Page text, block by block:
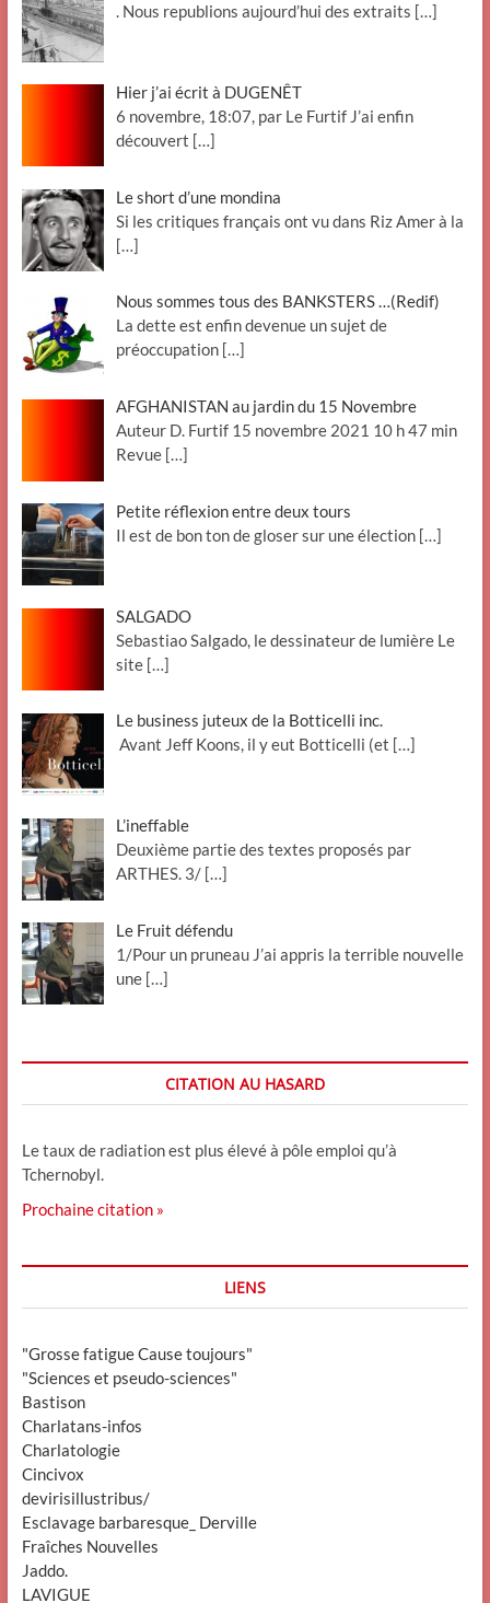
. Nous republions aujourd’hui des extraits […]
Hier j’ai écrit à DUGENÊT
6 novembre, 18:07, par Le Furtif J’ai enfin
découvert […]
Le short d’une mondina
Si les critiques français ont vu dans Riz Amer à la
[…]
Nous sommes tous des BANKSTERS …(Redif)
La dette est enfin devenue un sujet de
préoccupation […]
AFGHANISTAN au jardin du 15 Novembre
Auteur D. Furtif 15 novembre 2021 10 h 47 min
Revue […]
Petite réflexion entre deux tours
Il est de bon ton de gloser sur une élection […]
SALGADO
Sebastiao Salgado, le dessinateur de lumière Le
site […]
Le business juteux de la Botticelli inc.
Avant Jeff Koons, il y eut Botticelli (et […]
L’ineffable
Deuxième partie des textes proposés par
ARTHES. 3/ […]
Le Fruit défendu
1/Pour un pruneau J’ai appris la terrible nouvelle
une […]
CITATION AU HASARD
Le taux de radiation est plus élevé à pôle emploi qu’à
Tchernobyl.
Prochaine citation »
LIENS
"Grosse fatigue Cause toujours"
"Sciences et pseudo-sciences"
Bastison
Charlatans-infos
Charlatologie
Cincivox
devirisillustribus/
Esclavage barbaresque_ Derville
Fraîches Nouvelles
Jaddo.
LAVIGUE